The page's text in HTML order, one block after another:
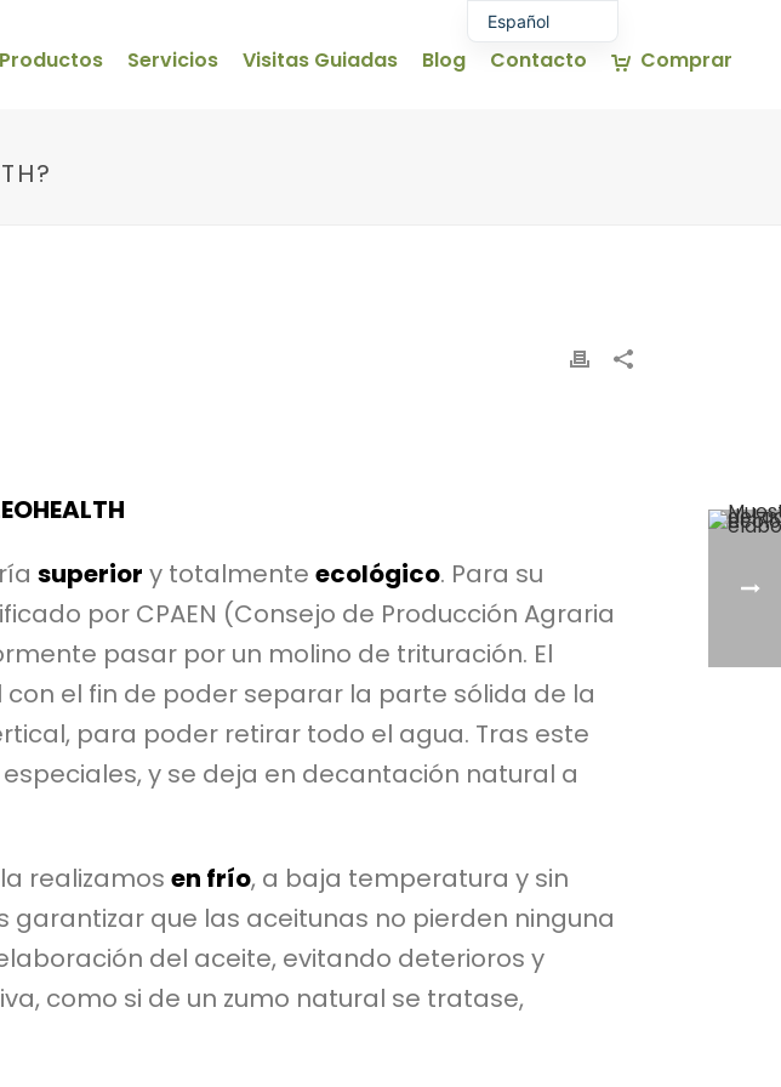
Productos Servicios Visitas Guiadas Blog Contacto Comprar
superior y totalmente ecológico. Para su
por CPAEN (Consejo de Producción Agraria
pasar por un molino de trituración. El
el fin de poder separar la parte sólida de la
para poder retirar todo el agua. Tras este
y se deja en decantación natural a
realizamos en frío, a baja temperatura y sin
garantizar que las aceitunas no pierden ninguna
del aceite, evitando deterioros y
como si de un zumo natural se tratase,
Español
Euskara